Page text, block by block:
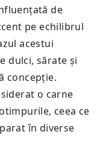
de
pe echilibrul
acestui
dulci, sărate și
concepție.
o carne
ceea ce
în diverse